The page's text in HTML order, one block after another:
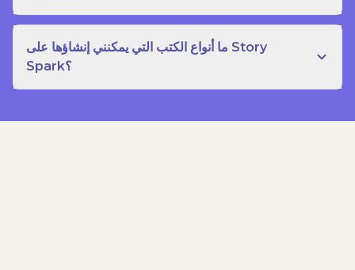
ما أنواع الكتب التي يمكنني إنشاؤها على Story
Spark؟